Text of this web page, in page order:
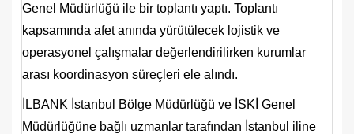
Genel Müdürlüğü ile bir toplantı yaptı. Toplantı
kapsamında afet anında yürütülecek lojistik ve
operasyonel çalışmalar değerlendirilirken kurumlar
arası koordinasyon süreçleri ele alındı.
İLBANK İstanbul Bölge Müdürlüğü ve İSKİ Genel
Müdürlüğüne bağlı uzmanlar tarafından İstanbul iline